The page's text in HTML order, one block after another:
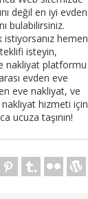
değil en iyi evden
bulabilirsiniz.
istiyorsanız hemen
isteyin,
nakliyat platformu
evden eve
eve nakliyat, ve
hizmeti için
ucuza taşının!